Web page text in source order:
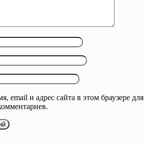
email и адрес сайта в этом браузере для